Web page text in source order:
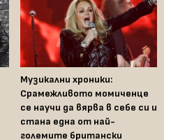
Музикални хроники:
Срамежливото момиченце
се научи да вярва в себе си и
стана една от най-
големите британски